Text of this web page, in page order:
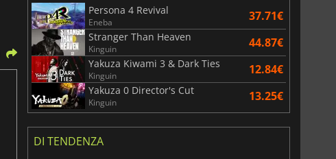
Persona 4 Revival
Eneba 37.71€
Stranger Than Heaven
Kinguin 44.87€
Yakuza Kiwami 3 & Dark Ties
Kinguin 12.84€
Yakuza 0 Director's Cut
Kinguin 13.25€
DI TENDENZA